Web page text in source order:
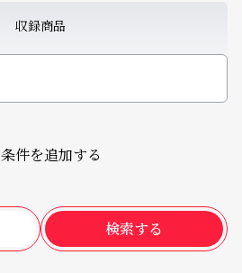
収録商品
条件を追加する
検索する